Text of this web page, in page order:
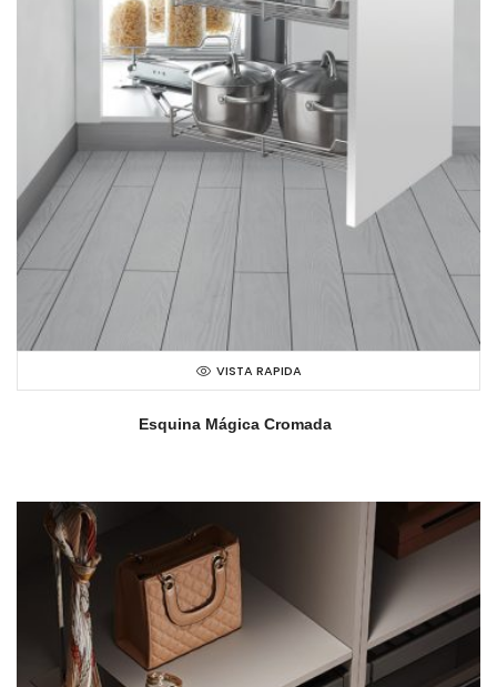
VISTA RAPIDA
Esquina Mágica Cromada